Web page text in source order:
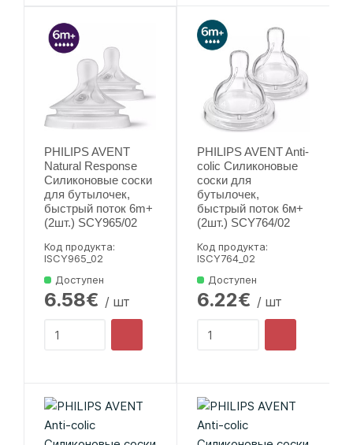
PHILIPS AVENT
Natural Response
Силиконовые соски
для бутылочек,
быстрый поток 6m+
(2шт.) SCY965/02
Код продукта:
lSCY965_02
Доступен
6.58€ / шт
PHILIPS AVENT Anti-
colic Силиконовые
соски для
бутылочек,
быстрый поток 6м+
(2шт.) SCY764/02
Код продукта:
lSCY764_02
Доступен
6.22€ / шт